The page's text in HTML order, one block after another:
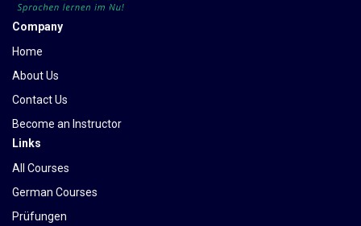
Company
Home
About Us
Contact Us
Become an Instructor
Links
All Courses
German Courses
Prüfungen